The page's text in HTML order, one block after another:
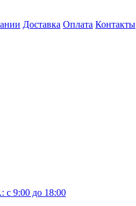
Доставка Оплата Контакты
с 9:00 до 18:00